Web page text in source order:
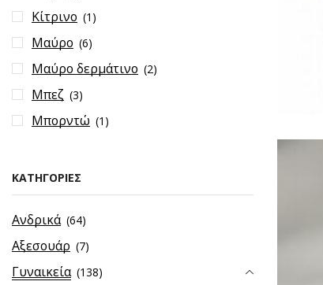
Κίτρινο (1)
Μαύρο (6)
Μαύρο δερμάτινο (2)
Μπεζ (3)
Μπορντώ (1)
ΚΑΤΗΓΟΡΊΕΣ
Ανδρικά (64)
Αξεσουάρ (7)
Γυναικεία (138)